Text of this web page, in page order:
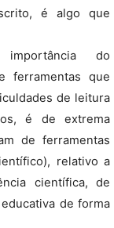
é algo que
do
ferramentas que
de leitura
é de extrema
de ferramentas
relativo a
científica, de
de forma